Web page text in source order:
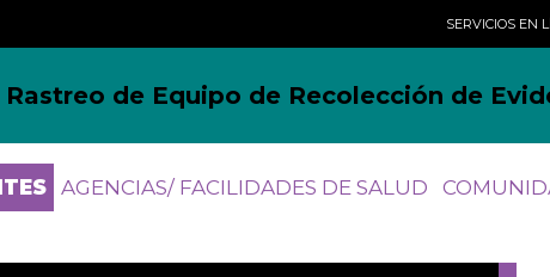
SERVICIOS EN
de Equipo de Recolección de
AGENCIAS/ FACILIDADES DE SALUD